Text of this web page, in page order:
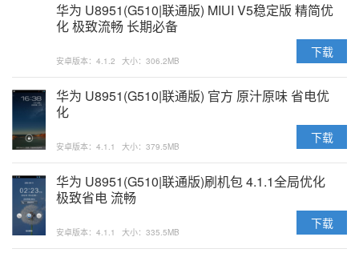
华为 U8951(G510|联通版) MIUI V5稳定版 精简优
化 极致流畅 长期必备
安卓版本：4.1.2 大小：306.2MB
下载
华为 U8951(G510|联通版) 官方 原汁原味 省电优
化
安卓版本：4.1.1 大小：379.5MB
下载
华为 U8951(G510|联通版)刷机包 4.1.1全局优化
极致省电 流畅
安卓版本：4.1.1 大小：335.5MB
下载